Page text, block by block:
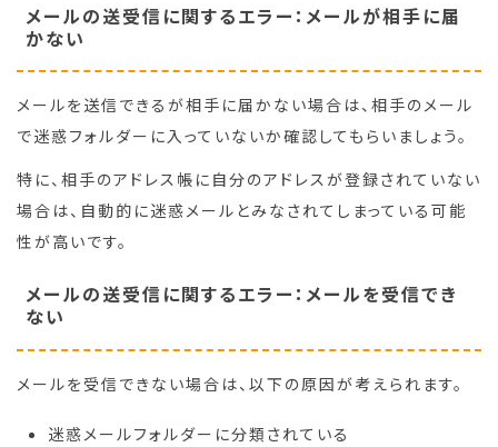
メールの送受信に関するエラー：メールが相手に届
かない
メールを送信できるが相手に届かない場合は、相手のメール
で迷惑フォルダーに入っていないか確認してもらいましょう。
特に、相手のアドレス帳に自分のアドレスが登録されていない
場合は、自動的に迷惑メールとみなされてしまっている可能
性が高いです。
メールの送受信に関するエラー：メールを受信でき
ない
メールを受信できない場合は、以下の原因が考えられます。
迷惑メールフォルダーに分類されている